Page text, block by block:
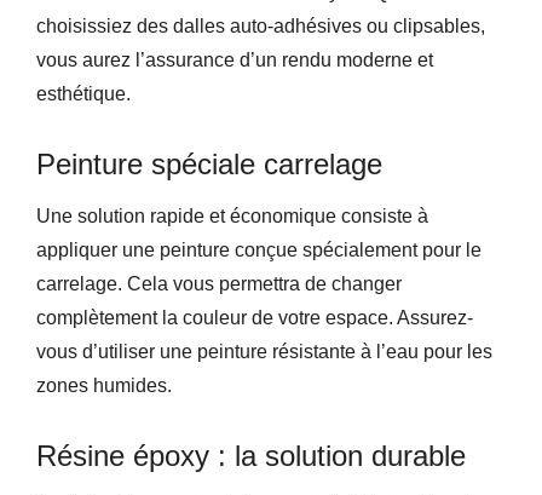
choisissiez des dalles auto-adhésives ou clipsables,
vous aurez l’assurance d’un rendu moderne et
esthétique.
Peinture spéciale carrelage
Une solution rapide et économique consiste à
appliquer une peinture conçue spécialement pour le
carrelage. Cela vous permettra de changer
complètement la couleur de votre espace. Assurez-
vous d’utiliser une peinture résistante à l’eau pour les
zones humides.
Résine époxy : la solution durable